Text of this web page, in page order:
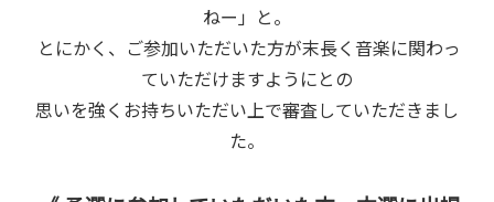
ねー」と。
とにかく、ご参加いただいた方が末長く音楽に関わっ
ていただけますようにとの
思いを強くお持ちいただい上で審査していただきまし
た。